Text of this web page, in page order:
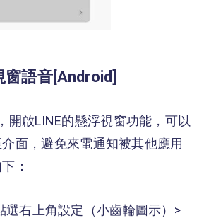
語音[Android]
開啟LINE的懸浮視窗功能，可以
面，避免來電通知被其他應用
：
選右上角設定（小齒輪圖示）>